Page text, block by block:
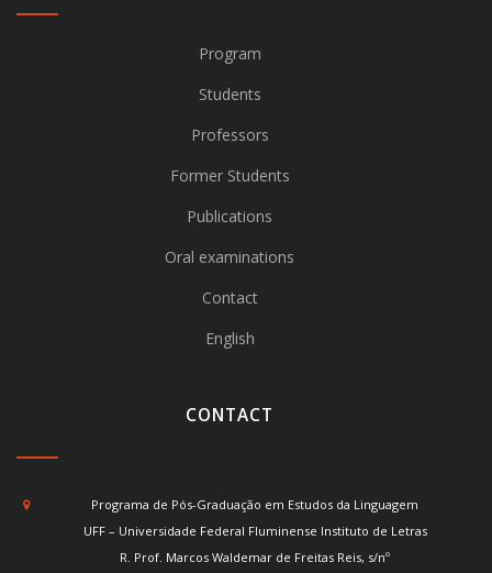
Program
Students
Professors
Former Students
Publications
Oral examinations
Contact
English
CONTACT
Programa de Pós-Graduação em Estudos da Linguagem
UFF – Universidade Federal Fluminense Instituto de Letras
R. Prof. Marcos Waldemar de Freitas Reis, s/nº